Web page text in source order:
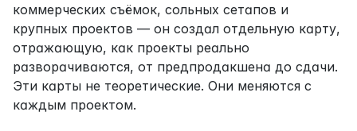
коммерческих съёмок, сольных сетапов и
крупных проектов — он создал отдельную карту,
отражающую, как проекты реально
разворачиваются, от предпродакшена до сдачи.
Эти карты не теоретические. Они меняются с
каждым проектом.